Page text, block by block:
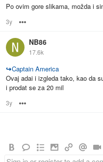
Po ovim gore slikama, možda i
3y
NB86
17.6k
↪Captain America
Ovaj adai i izgleda tako, kao da
i prodat se za 20 mil
3y